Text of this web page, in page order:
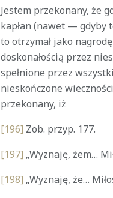
Jestem przekonany, że
kapłan (nawet — gdyby
to otrzymał jako
doskonałością przez
spełnione przez
nieskończone
przekonany, iż
[196] Zob. przyp. 177.
[197] „Wyznaję, żem…
[198] „Wyznaję, że…